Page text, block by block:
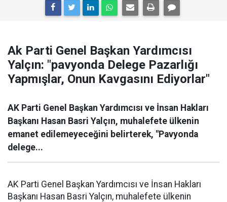
Ak Parti Genel Başkan Yardımcısı
Yalçın: "pavyonda Delege Pazarlığı
Yapmışlar, Onun Kavgasını Ediyorlar"
AK Parti Genel Başkan Yardımcısı ve İnsan Hakları
Başkanı Hasan Basri Yalçın, muhalefete ülkenin
emanet edilemeyeceğini belirterek, "Pavyonda
delege...
AK Parti Genel Başkan Yardımcısı ve İnsan Hakları
Başkanı Hasan Basri Yalçın, muhalefete ülkenin